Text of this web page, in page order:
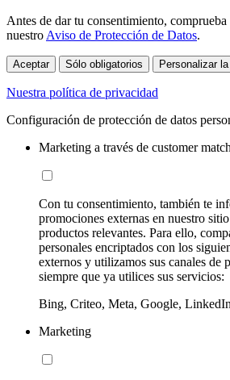
Antes de dar tu consentimiento,
nuestro Aviso de Protección de Datos.
Aceptar Sólo obligatorios Personalizar
Nuestra política de privacidad
Configuración de protección de datos
Marketing a través de customer match
Con tu consentimiento, también te
promociones externas en nuestro
productos relevantes. Para ello,
personales encriptados con los
externos y utilizamos sus canales de
siempre que ya utilices sus servicios:
Bing, Criteo, Meta, Google,
Marketing